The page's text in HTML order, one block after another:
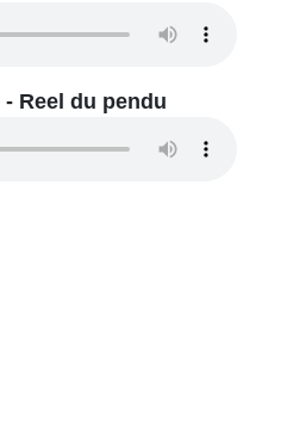
Reel du pendu